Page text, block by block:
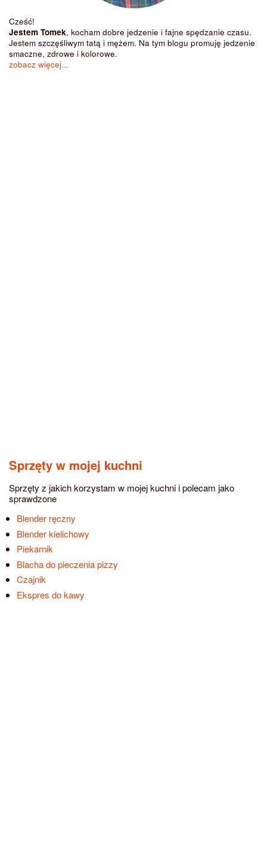
Cześć!
Jestem Tomek, kocham dobre jedzenie i fajne spędzanie czasu.
Jestem szczęśliwym tatą i mężem. Na tym blogu promuję jedzenie
smaczne, zdrowe i kolorowe.
zobacz więcej...
Sprzęty w mojej kuchni
Sprzęty z jakich korzystam w mojej kuchni i polecam jako
sprawdzone
Blender ręczny
Blender kielichowy
Piekarnik
Blacha do pieczenia pizzy
Czajnik
Ekspres do kawy